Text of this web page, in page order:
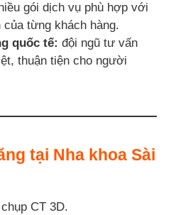
gói dịch vụ phù hợp với
từng khách hàng.
quốc tế: đội ngũ tư vấn
thuận tiện cho người
tại Nha khoa Sài
CT 3D.